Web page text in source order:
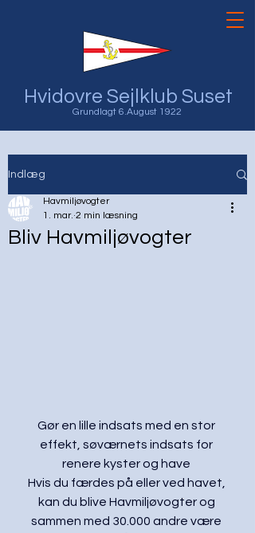
Hvidovre Sejlklub Suset
Grundlagt 6.August 1922
Indlæg
Bliv Havmiljøvogter
Havmiljøvogter
1. mar. 2 min læsning
Gør en lille indsats med en stor
effekt, søværnets indsats for
renere kyster og have
Hvis du færdes på eller ved havet,
kan du blive Havmiljøvogter og
sammen med 30.000 andre være